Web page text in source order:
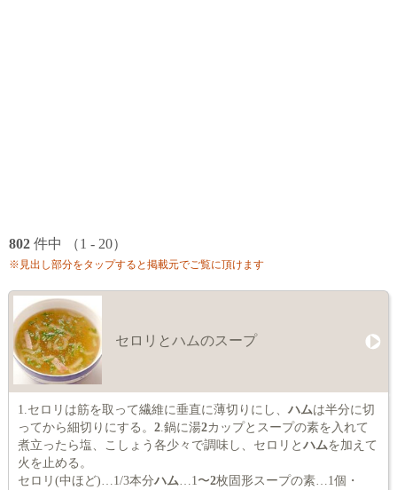
802 件中 （1 - 20）
※見出し部分をタップすると掲載元でご覧に頂けます
セロリとハムのスープ
1.セロリは筋を取って繊維に垂直に薄切りにし、 ハムは半分に切
ってから細切りにする。 2.鍋に湯2カップとスープの素を入れて
煮立ったら塩、こしょう各少々で調味し、セロリと ハムを加えて
火を止める。
セロリ(中ほど)…1/3本分ハム …1〜2枚固形スープの素…1個・